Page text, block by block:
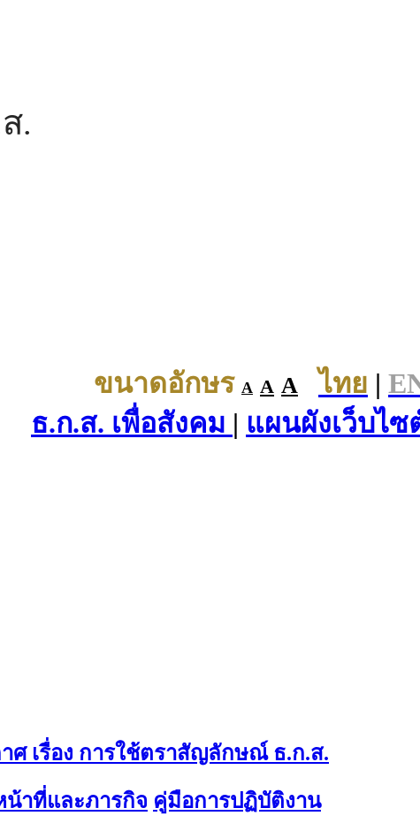
.
ขนาดอักษร A A A ไทย |
ธ.ก.ส. เพื่อสังคม | แผนผังเว็บไซ
ศ เรื่อง การใช้ตราสัญลักษณ์ ธ.ก.ส.
น้าที่และภารกิจ คู่มือการปฏิบัติงาน